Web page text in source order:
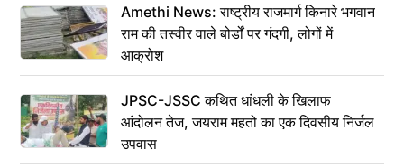
Amethi News: राष्ट्रीय राजमार्ग किनारे भगवान
राम की तस्वीर वाले बोर्डों पर गंदगी, लोगों में
आक्रोश
JPSC-JSSC कथित धांधली के खिलाफ
आंदोलन तेज, जयराम महतो का एक दिवसीय निर्जल
उपवास